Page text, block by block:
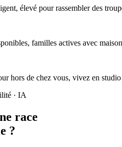
, élevé pour rassembler des
familles actives avec
hors de chez vous, vivez en
· IA
race
?